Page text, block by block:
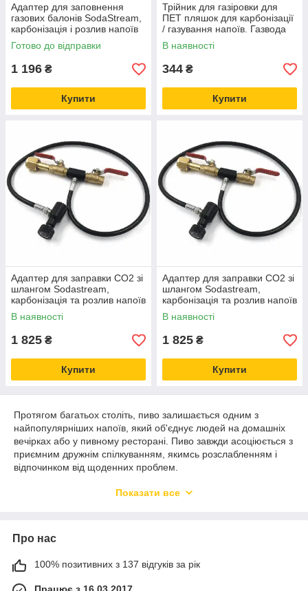
Адаптер для заповнення
газових балонів SodaStream,
карбонізація і розлив напоїв
удома, CO2 для акваріума
Готово до відправки
1 196 ₴
Купити
Трійник для газіровки для
ПЕТ пляшок для карбонізації
/ газування напоїв. Газвода
вдома
В наявності
344 ₴
Купити
Адаптер для заправки CO2 зі
шлангом Sodastream,
карбонізація та розлив напоїв
будинку, CO2 для акваріума
В наявності
1 825 ₴
Купити
Адаптер для заправки CO2 зі
шлангом Sodastream,
карбонізація та розлив напоїв
будинку, CO2 для акваріума
В наявності
1 825 ₴
Купити
Протягом багатьох століть, пиво залишається одним з
найпопулярніших напоїв, який об'єднує людей на домашніх
вечірках або у пивному ресторані. Пиво завжди асоціюється з
приємним дружнім спілкуванням, якимсь розслабленням і
відпочинком від щоденних проблем.
кількістю сортів, що дозволяє задовольнити смаки практично
майданчиком для самовираження, а, нерідко, і непоганим
джерелом доходу.
Особливості обладнання для
Показати все
Про нас
100% позитивних з 137 відгуків за рік